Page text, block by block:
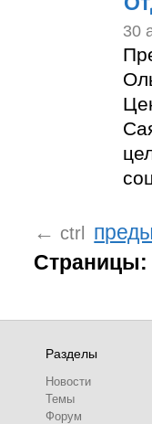
30
← ctrl
Страницы:
Разделы
Новости
Темы
Форум